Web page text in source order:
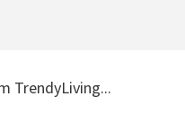
TrendyLiving...